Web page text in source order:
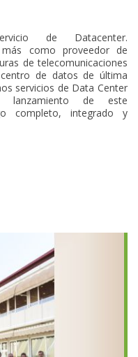
de Datacenter.
como proveedor de
de telecomunicaciones
de datos de última
servicios de Data Center
de este
completo, integrado y